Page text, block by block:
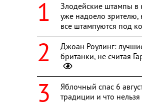
Злодейские штампы в
уже надоело
все штампуются под
Джоан Роулинг:
британки, не считая
Яблочный спас 6
традиции и что нельзя